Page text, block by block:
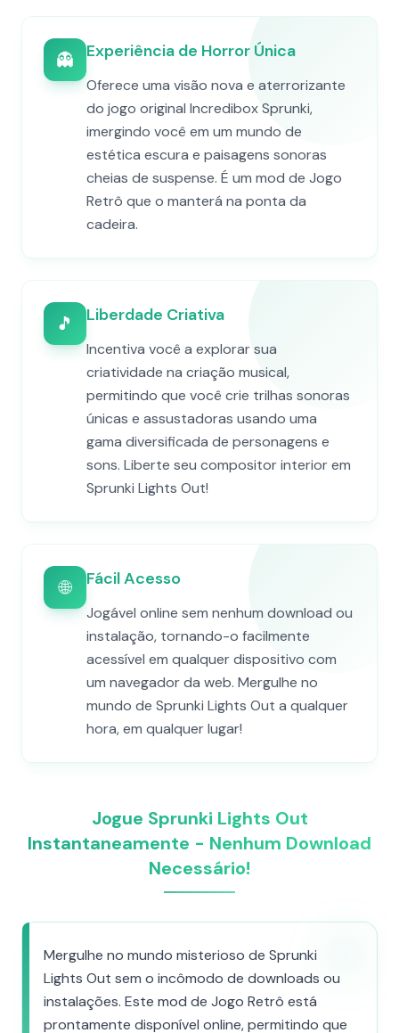
👻 Experiência de Horror Única
Oferece uma visão nova e aterrorizante
do jogo original Incredibox Sprunki,
imergindo você em um mundo de
estética escura e paisagens sonoras
cheias de suspense. É um mod de Jogo
Retrô que o manterá na ponta da
cadeira.
🎵 Liberdade Criativa
Incentiva você a explorar sua
criatividade na criação musical,
permitindo que você crie trilhas sonoras
únicas e assustadoras usando uma
gama diversificada de personagens e
sons. Liberte seu compositor interior em
Sprunki Lights Out!
🌐 Fácil Acesso
Jogável online sem nenhum download ou
instalação, tornando-o facilmente
acessível em qualquer dispositivo com
um navegador da web. Mergulhe no
mundo de Sprunki Lights Out a qualquer
hora, em qualquer lugar!
Jogue Sprunki Lights Out
Instantaneamente - Nenhum Download
Necessário!
Mergulhe no mundo misterioso de Sprunki
Lights Out sem o incômodo de downloads ou
instalações. Este mod de Jogo Retrô está
prontamente disponível online, permitindo que